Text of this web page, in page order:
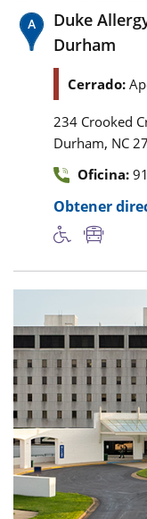
Duke
Durham
Cerrado:
234 Crooked
Durham, NC
Oficina:
Obtener